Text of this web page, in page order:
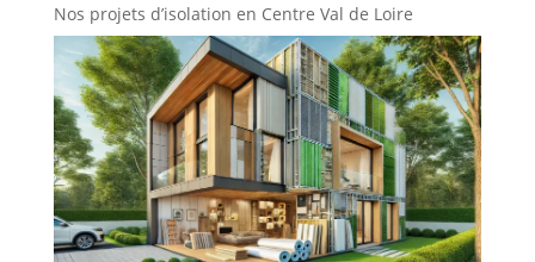
Nos projets d’isolation en Centre Val de Loire